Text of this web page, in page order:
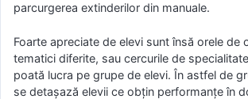
parcurgerea extinderilor din manuale.
Foarte apreciate de elevi sunt însă orele de
tematici diferite, sau cercurile de
poată lucra pe grupe de elevi. În astfel de
se detaşază elevii ce obţin performanţe în